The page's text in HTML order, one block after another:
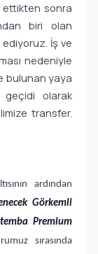
ettikten sonra
biri olan
ediyoruz. İş ve
nedeniyle
bulunan yaya
geçidi olarak
transfer.
ardından
Görkemli
Premium
sırasında